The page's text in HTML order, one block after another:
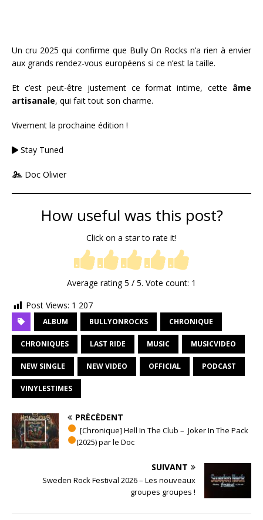
Un cru 2025 qui confirme que Bully On Rocks n’a rien à envier
aux grands rendez-vous européens si ce n’est la taille.
Et c’est peut-être justement ce format intime, cette âme
artisanale, qui fait tout son charme.
Vivement la prochaine édition !
Stay Tuned
Doc Olivier
How useful was this post?
Click on a star to rate it!
Average rating5 / 5. Vote count: 1
Post Views: 1 207
ALBUM BULLYONROCKS CHRONIQUE
CHRONIQUES LAST RIDE MUSIC MUSICVIDEO
NEW SINGLE NEW VIDEO OFFICIAL PODCAST
VINYLESTIMES
PRÉCÉDENT
[Chronique] Hell In The Club – Joker In The Pack
(2025) par le Doc
SUIVANT
Sweden Rock Festival 2026 – Les nouveaux
groupes groupes !